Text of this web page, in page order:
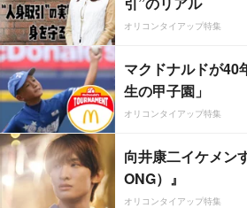
オリコンタイアップ特集
マクドナルドが40
生の甲子園」
オリコンタイアップ特集
向井康二イケメン
ONG）』
オリコンタイアップ特集